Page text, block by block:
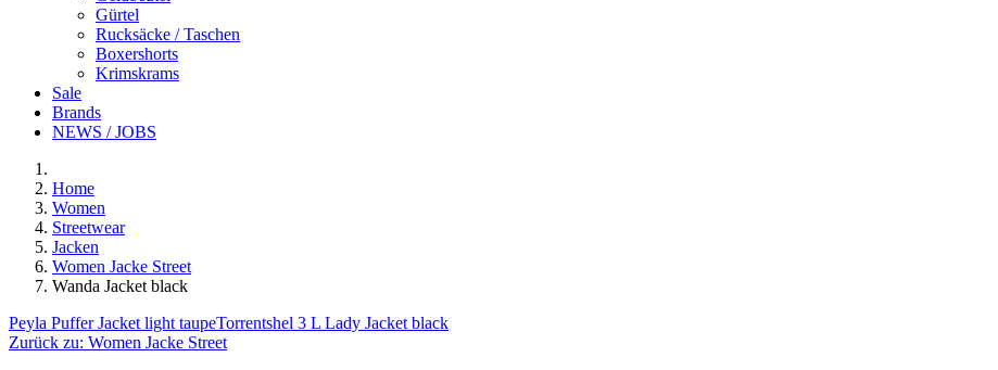
Gürtel
Rucksäcke / Taschen
Boxershorts
Krimskrams
Sale
Brands
NEWS / JOBS
Home
Women
Streetwear
Jacken
Women Jacke Street
Wanda Jacket black
Peyla Puffer Jacket light taupeTorrentshel 3 L Lady Jacket black
Zurück zu: Women Jacke Street